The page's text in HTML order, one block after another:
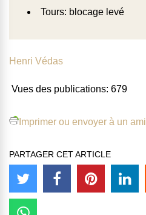
Tours: blocage levé
Henri Védas
Vues des publications: 679
Imprimer ou envoyer à un ami
PARTAGER CET ARTICLE